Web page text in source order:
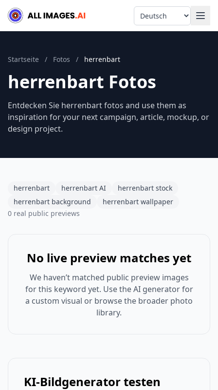
Language
Startseite / Fotos / herrenbart
herrenbart Fotos
Entdecken Sie herrenbart fotos and use them as
inspiration for your next campaign, article, mockup, or
design project.
herrenbart herrenbart AI
herrenbart stock
herrenbart background
herrenbart wallpaper
0 real public previews
No live preview matches yet
We haven’t matched public preview images
for this keyword yet. Use the AI generator for
a custom visual or browse the broader photo
library.
KI-Bildgenerator testen